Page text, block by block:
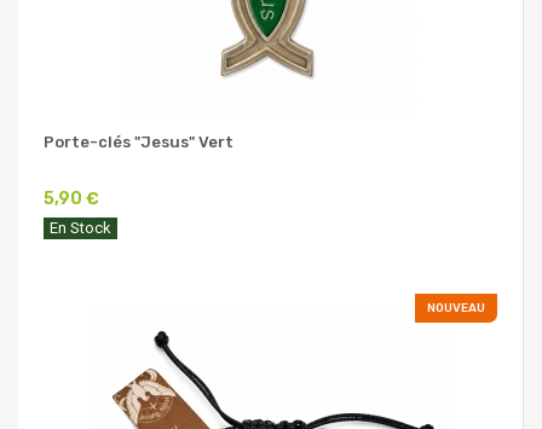
Porte-clés "Jesus" Vert
5,90 €
En Stock
NOUVEAU